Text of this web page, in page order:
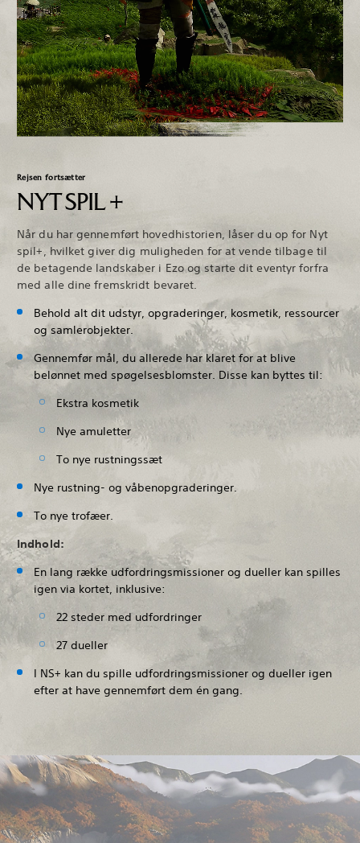
Rejsen fortsætter
NYT SPIL +
Når du har gennemført hovedhistorien, låser du op for Nyt
spil+, hvilket giver dig muligheden for at vende tilbage til
de betagende landskaber i Ezo og starte dit eventyr forfra
med alle dine fremskridt bevaret.
Behold alt dit udstyr, opgraderinger, kosmetik, ressourcer
og samlerobjekter.
Gennemfør mål, du allerede har klaret for at blive
belønnet med spøgelsesblomster. Disse kan byttes til:
Ekstra kosmetik
Nye amuletter
To nye rustningssæt
Nye rustning- og våbenopgraderinger.
To nye trofæer.
Indhold:
En lang række udfordringsmissioner og dueller kan spilles
igen via kortet, inklusive:
22 steder med udfordringer
27 dueller
I NS+ kan du spille udfordringsmissioner og dueller igen
efter at have gennemført dem én gang.